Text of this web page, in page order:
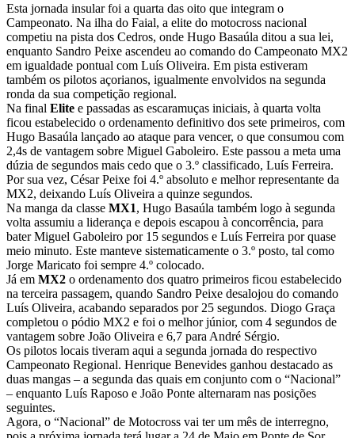
Esta jornada insular foi a quarta das oito que integram o
Campeonato. Na ilha do Faial, a elite do motocross nacional
competiu na pista dos Cedros, onde Hugo Basaúla ditou a sua lei,
enquanto Sandro Peixe ascendeu ao comando do Campeonato MX2
em igualdade pontual com Luís Oliveira. Em pista estiveram
também os pilotos açorianos, igualmente envolvidos na segunda
ronda da sua competição regional.
Na final Elite e passadas as escaramuças iniciais, à quarta volta
ficou estabelecido o ordenamento definitivo dos sete primeiros, com
Hugo Basaúla lançado ao ataque para vencer, o que consumou com
2,4s de vantagem sobre Miguel Gaboleiro. Este passou a meta uma
dúzia de segundos mais cedo que o 3.º classificado, Luís Ferreira.
Por sua vez, César Peixe foi 4.º absoluto e melhor representante da
MX2, deixando Luís Oliveira a quinze segundos.
Na manga da classe MX1, Hugo Basaúla também logo à segunda
volta assumiu a liderança e depois escapou à concorrência, para
bater Miguel Gaboleiro por 15 segundos e Luís Ferreira por quase
meio minuto. Este manteve sistematicamente o 3.º posto, tal como
Jorge Maricato foi sempre 4.º colocado.
Já em MX2 o ordenamento dos quatro primeiros ficou estabelecido
na terceira passagem, quando Sandro Peixe desalojou do comando
Luís Oliveira, acabando separados por 25 segundos. Diogo Graça
completou o pódio MX2 e foi o melhor júnior, com 4 segundos de
vantagem sobre João Oliveira e 6,7 para André Sérgio.
Os pilotos locais tiveram aqui a segunda jornada do respectivo
Campeonato Regional. Henrique Benevides ganhou destacado as
duas mangas – a segunda das quais em conjunto com o “Nacional”
– enquanto Luís Raposo e João Ponte alternaram nas posições
seguintes.
Agora, o “Nacional” de Motocross vai ter um mês de interregno,